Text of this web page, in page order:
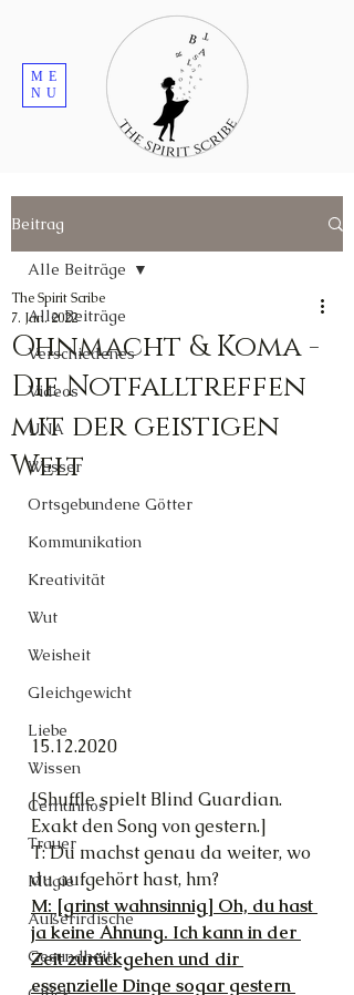
ME
NU
Beitrag
Alle Beiträge
Verschiedenes
Videos
UNA
Wasser
Ortsgebundene Götter
Kommunikation
Kreativität
Wut
Weisheit
Gleichgewicht
Liebe
Wissen
Cernunnos
Trauer
Magie
Außerirdische
Gesundheit
Alle Beiträge
Ohnmacht & Koma -
Die Notfalltreffen
mit der geistigen
Welt
The Spirit Scribe
7. Jan. 2022
15.12.2020
[Shuffle spielt Blind Guardian.
Exakt den Song von gestern.]
T: Du machst genau da weiter, wo
du aufgehört hast, hm?
M: [grinst wahnsinnig] Oh, du hast
ja keine Ahnung. Ich kann in der
Zeit zurückgehen und dir
essenzielle Dinge sogar gestern